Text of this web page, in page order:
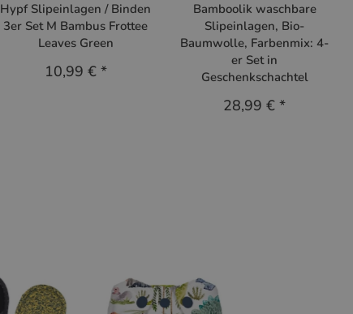
Hypf Slipeinlagen / Binden
3er Set M Bambus Frottee
Leaves Green
10,99 € *
Bamboolik waschbare
Slipeinlagen, Bio-
Baumwolle, Farbenmix: 4-
er Set in
Geschenkschachtel
28,99 €*